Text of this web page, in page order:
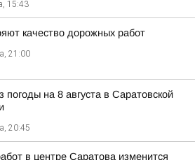
15:43
качество дорожных работ
21:00
погоды на 8 августа в Саратовской
20:45
в центре Саратова изменится